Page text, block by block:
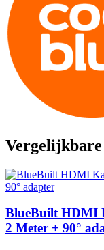
BlueBuilt HDMI
2 Meter + 90°